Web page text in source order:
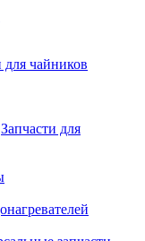
для чайников
Запчасти для